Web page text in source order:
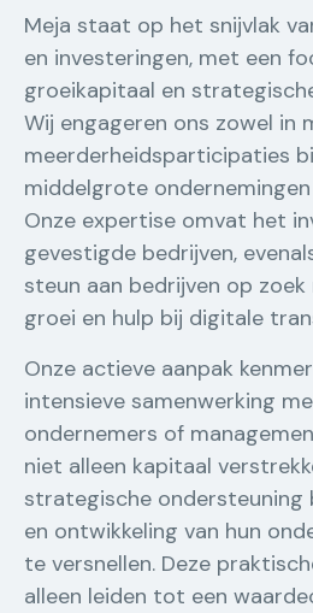
Meja staat op het snijvlak
en investeringen, met een
groeikapitaal en
Wij engageren ons zowel in
meerderheidsparticipaties
middelgrote ondernemingen
Onze expertise omvat het
gevestigde bedrijven,
steun aan bedrijven op
groei en hulp bij digitale
Onze actieve aanpak
intensieve samenwerking
ondernemers of
niet alleen kapitaal
strategische ondersteuning
en ontwikkeling van hun
te versnellen. Deze
alleen leiden tot een